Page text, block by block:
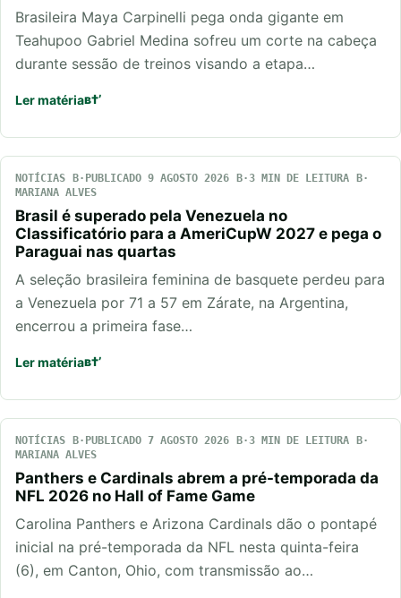
Brasileira Maya Carpinelli pega onda gigante em
Teahupoo Gabriel Medina sofreu um corte na cabeça
durante sessão de treinos visando a etapa…
Ler matéria
NOTÍCIAS PUBLICADO 9 AGOSTO 2026
3 MIN DE LEITURA
MARIANA ALVES
Brasil é superado pela Venezuela no
Classificatório para a AmeriCupW 2027 e pega o
Paraguai nas quartas
A seleção brasileira feminina de basquete perdeu para
a Venezuela por 71 a 57 em Zárate, na Argentina,
encerrou a primeira fase…
Ler matéria
NOTÍCIAS PUBLICADO 7 AGOSTO 2026
3 MIN DE LEITURA
MARIANA ALVES
Panthers e Cardinals abrem a pré-temporada da
NFL 2026 no Hall of Fame Game
Carolina Panthers e Arizona Cardinals dão o pontapé
inicial na pré-temporada da NFL nesta quinta-feira
(6), em Canton, Ohio, com transmissão ao…